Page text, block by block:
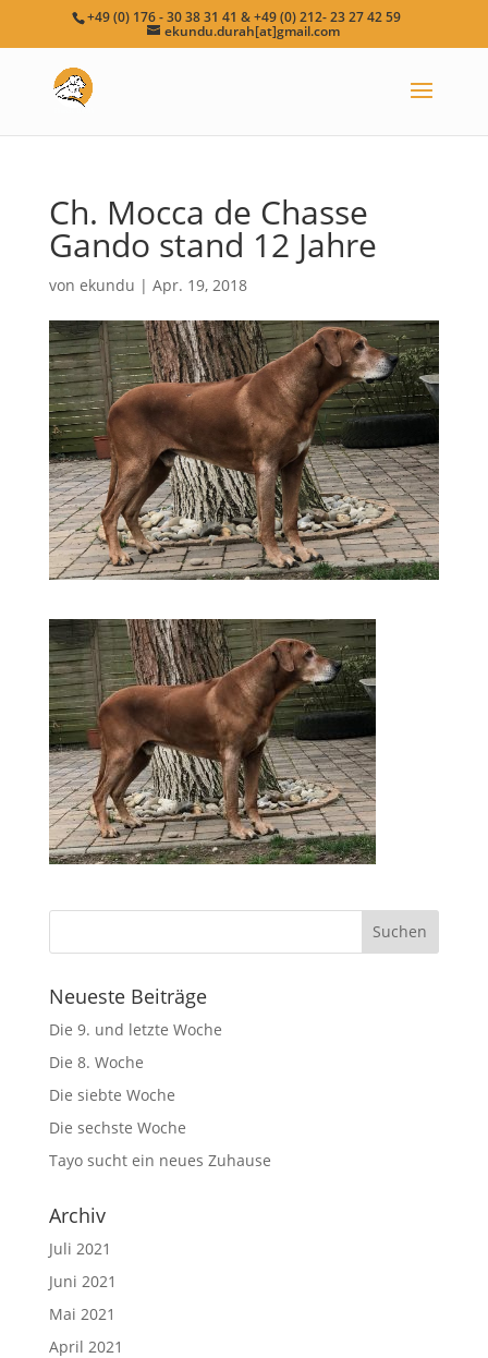
+49 (0) 176 - 30 38 31 41 & +49 (0) 212- 23 27 42 59
ekundu.durah[at]gmail.com
Ch. Mocca de Chasse
Gando stand 12 Jahre
von ekundu | Apr. 19, 2018
Neueste Beiträge
Die 9. und letzte Woche
Die 8. Woche
Die siebte Woche
Die sechste Woche
Tayo sucht ein neues Zuhause
Archiv
Juli 2021
Juni 2021
Mai 2021
April 2021